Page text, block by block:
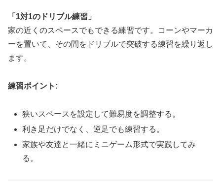
「1対1のドリブル練習」
家の近くのスペースでもできる練習です。コーンやマーカ
ーを置いて、その間をドリブルで突破する練習を繰り返し
ます。
練習ポイント:
狭いスペースを設定して難易度を調整する。
利き足だけでなく、逆足でも練習する。
家族や友達と一緒にミニゲーム形式で実践してみ
る。